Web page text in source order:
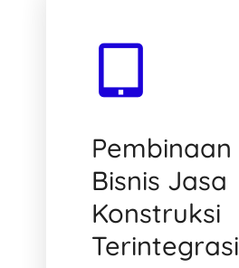
Pembinaan
Bisnis Jasa
Konstruksi
Terintegrasi